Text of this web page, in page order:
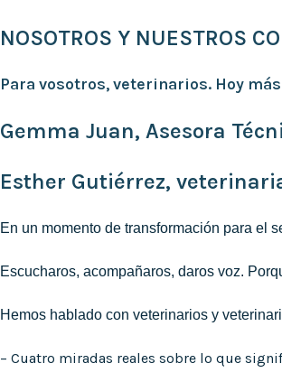
NOSOTROS Y NUESTROS
Para vosotros, veterinarios. Hoy
Gemma Juan, Asesora
Esther Gutiérrez,
En un momento de transformación para el
Escucharos, acompañaros, daros voz.
Hemos hablado con veterinarios y
– Cuatro miradas reales sobre lo que